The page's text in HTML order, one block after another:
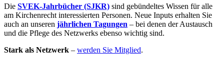
Die SVEK-Jahrbücher (SJKR) sind gebündeltes Wissen für alle
am Kirchenrecht interessierten Personen. Neue Inputs erhalten Sie
auch an unseren jährlichen Tagungen – bei denen der Austausch
und die Pflege des Netzwerks ebenso wichtig sind.
Stark als Netzwerk – werden Sie Mitglied.